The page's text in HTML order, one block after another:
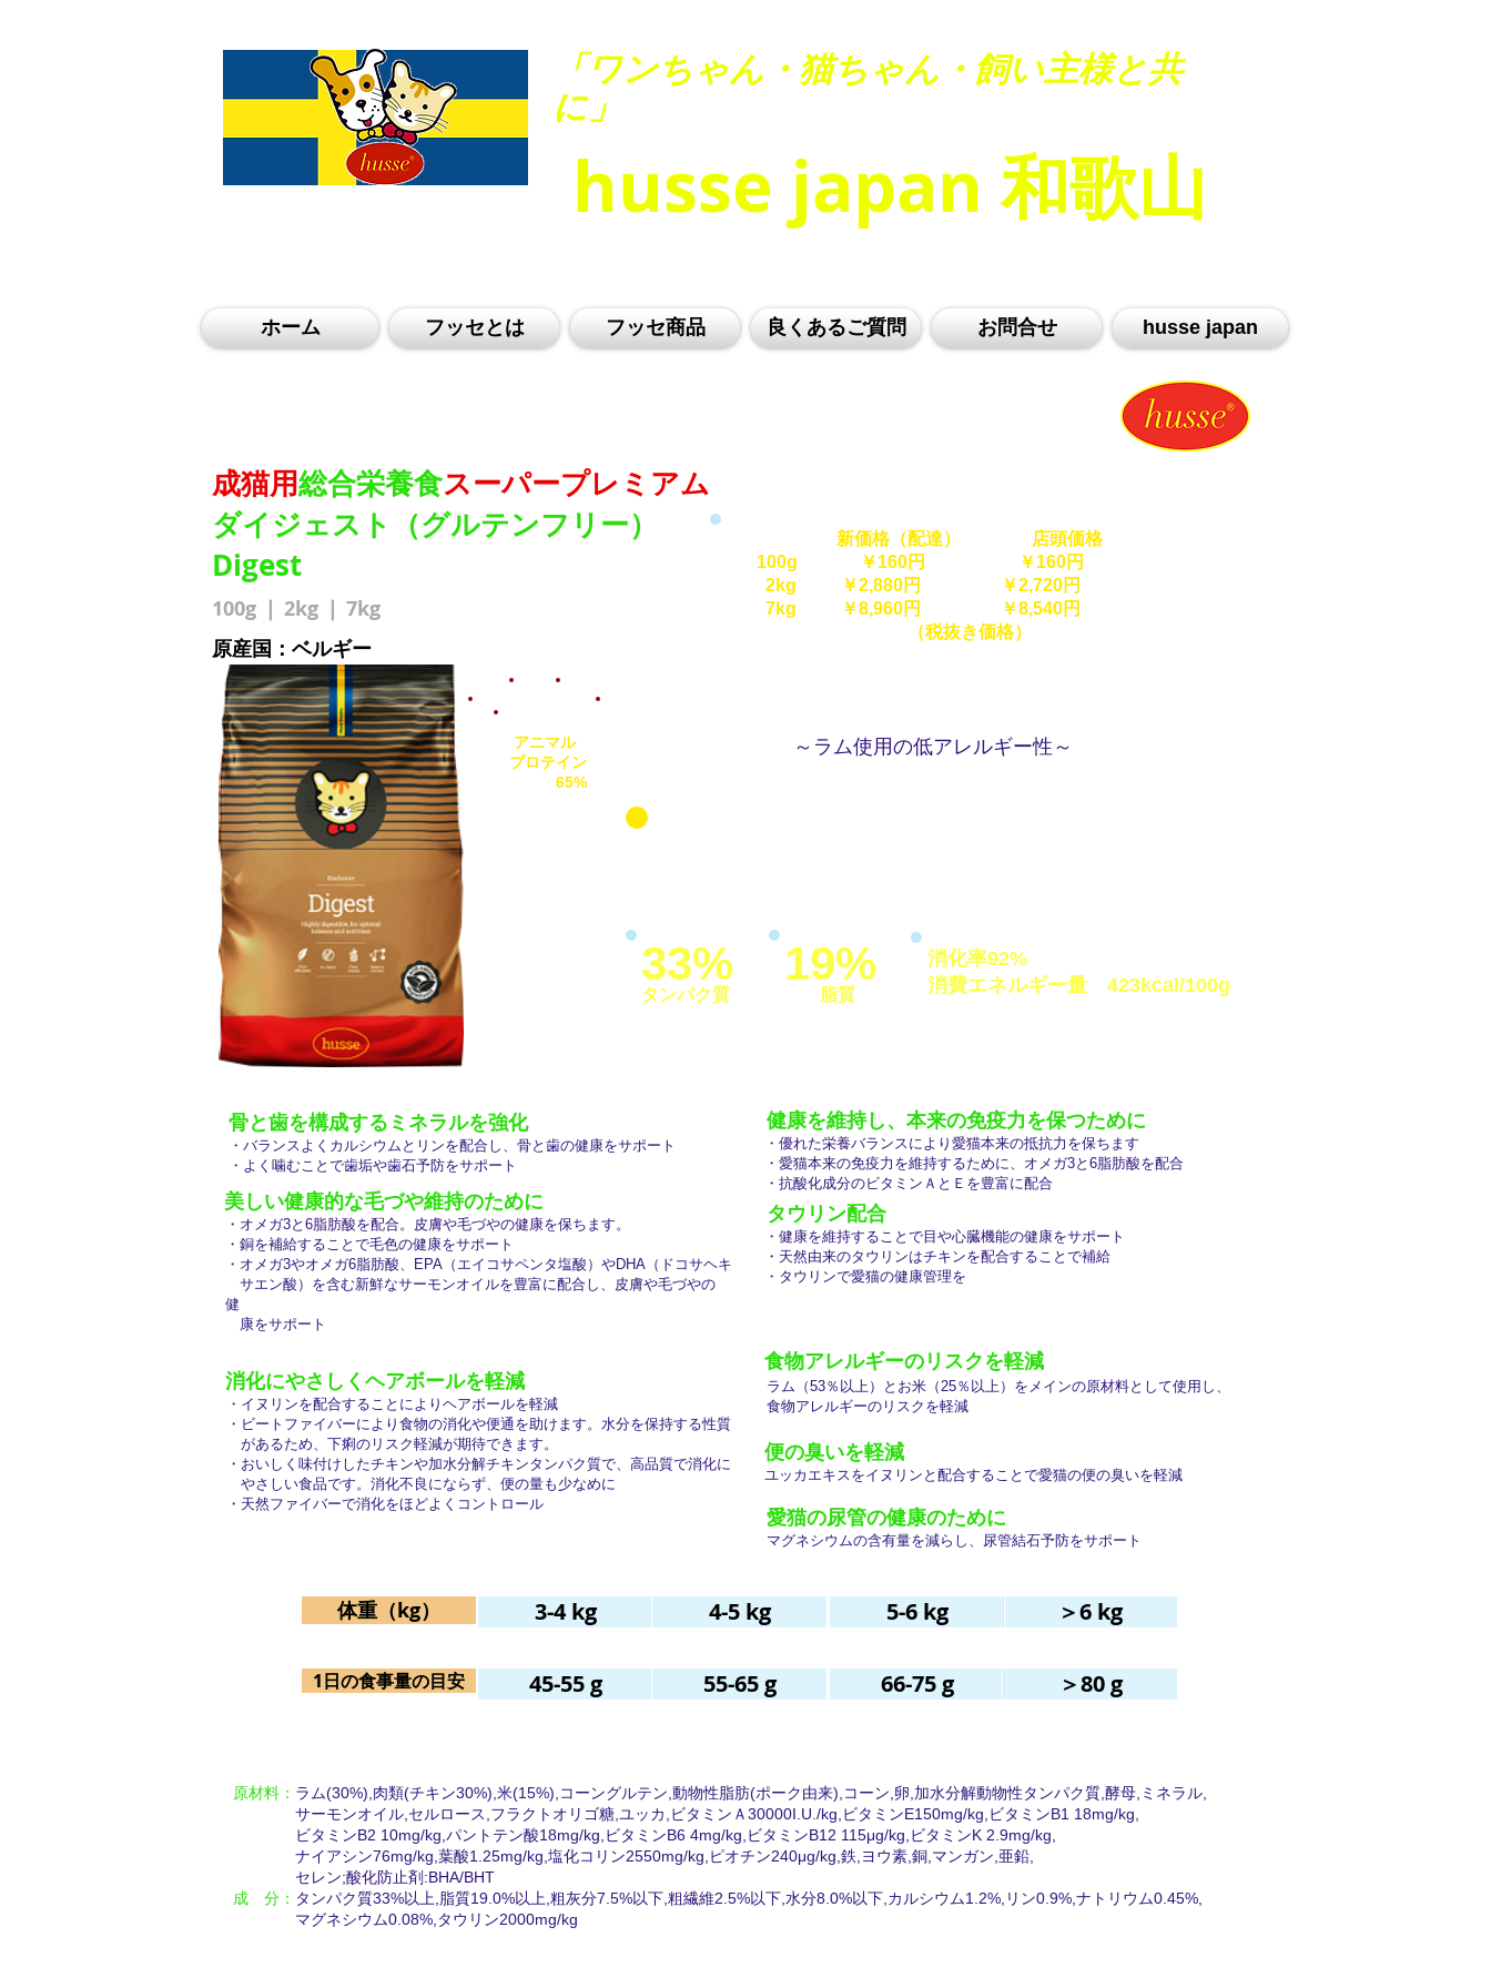
husse japan 和歌山
「ワンちゃん・猫ちゃん・飼い主様と共
に」
ホーム フッセとは フッセ商品 良くあるご質問 お問合せ husse japan
HEALTHY LIFESTYLE：HEALTHY LIFESTYLE：HEALTHY LIFESTYLE：HEALTHY LIFESTYLE：HEALTHY LIFESTYLE：HEALTHY
成猫用総合栄養食スーパープレミアム
ダイジェスト（グルテンフリー）
Digest
100g ❘ 2kg ❘ 7kg
原産国：ベルギー
～ラム使用の低アレルギー性～
33%
タンパク質
19%
脂質
消化率92%
消費エネルギー量 423kcal/100g
アニマル
プロテイン
65%
新価格（配達） 店頭価格
100g ￥160円 ￥160円
2kg ￥2,880円 ￥2,720円
7kg ￥8,960円 ￥8,540円
（税抜き価格）
骨と歯を構成するミネラルを強化
・バランスよくカルシウムとリンを配合し、骨と歯の健康をサポート
・よく噛むことで歯垢や歯石予防をサポート
美しい健康的な毛づや維持のために
・オメガ3と6脂肪酸を配合。皮膚や毛づやの健康を保ちます。
・銅を補給することで毛色の健康をサポート
・オメガ3やオメガ6脂肪酸、EPA（エイコサペンタ塩酸）やDHA（ドコサヘキ
サエン酸）を含む新鮮なサーモンオイルを豊富に配合し、皮膚や毛づやの
健
康をサポート
消化にやさしくヘアボールを軽減
・イヌリンを配合することによりヘアボールを軽減
・ビートファイバーにより食物の消化や便通を助けます。水分を保持する性質
があるため、下痢のリスク軽減が期待できます。
・おいしく味付けしたチキンや加水分解チキンタンパク質で、高品質で消化に
やさしい食品です。消化不良にならず、便の量も少なめに
・天然ファイバーで消化をほどよくコントロール
健康を維持し、本来の免疫力を保つために
・優れた栄養バランスにより愛猫本来の抵抗力 を保ちます
・愛猫本来の免疫力を維持するために、オメガ3と6脂肪酸を配合
・抗酸化成分のビタミンＡとＥを豊富に配合
タウリン配合
・健康を維持することで目や心臓機能の健康をサポート
・天然由来のタウリンはチキンを配合することで補給
・タウリンで愛猫の健康管理を
食物アレルギーのリスクを軽減
ラム（53％以上）とお米（25％以上）をメインの原材料として使用し、
食物アレルギーのリスクを軽減
便の臭いを軽減
ユッカエキスをイヌリンと配合することで愛猫の便の臭いを軽減
愛猫の尿管の健康のために
マグネシウムの含有量を減らし、尿管結石予防をサポート
体重（kg） 3-4 kg 4-5 kg
1日の食事量の目安 45-55 g 55-65 g
＞6 kg
5-6 kg
66-75 g ＞80 g
原材料： ラム(30%),肉類(チキン30%),米(15%),コーングルテン,動物性脂肪(ポーク由来),コーン,卵,加水分解動物性タンパク質,酵母,ミネラル,
サーモンオイル,セルロース,フラクトオリゴ糖,ユッカ,ビタミンＡ30000I.U./kg,ビタミンE150mg/kg,ビタミンB1 18mg/kg,
ビタミンB2 10mg/kg,パントテン酸18mg/kg,ビタミンB6 4mg/kg,ビタミンB12 115μg/kg,ビタミンK 2.9mg/kg,
ナイアシン76mg/kg,葉酸1.25mg/kg,塩化コリン2550mg/kg,ピオチン240μg/kg,鉄,ヨウ素,銅,マンガン,亜鉛,
セレン;酸化防止剤:BHA/BHT
成 分： タンパク質33%以上,脂質19.0%以上,粗灰分7.5%以下,粗繊維2.5%以下,水分8.0%以下,カルシウム1.2%,リン0.9%,ナトリウム0.45%,
マグネシウム0.08%,タウリン2000mg/kg